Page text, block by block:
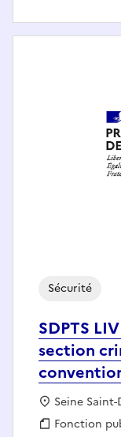
SDPTS
section
Sécurité
Localisation
Seine Saint-
Fonction
Fonction